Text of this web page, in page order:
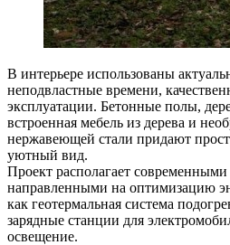
В интерьере использованы
неподвластные времени,
эксплуатации. Бетонные полы,
встроенная мебель из дерева и
нержавеющей стали придают
уютный вид.
Проект располагает
направленными на оптимизацию
как геотермальная система
зарядные станции для
освещение.